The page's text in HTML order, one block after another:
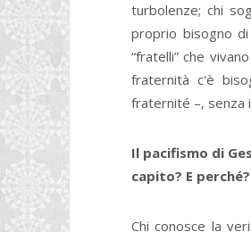
turbolenze; chi
proprio bisogno
“fratelli” che
fraternità c'è
fraternité –, senza
Il pacifismo di
capito? E
Chi conosce la